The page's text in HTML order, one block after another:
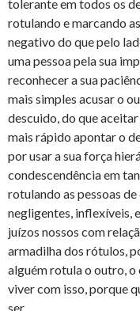
tolerante em todos os
rotulando e marcando
negativo do que pelo
uma pessoa pela sua
reconhecer a sua
mais simples acusar o
descuido, do que aceitar
mais rápido apontar o
por usar a sua força
condescendência em
rotulando as pessoas
negligentes, inflexíveis,
juízos nossos com
armadilha dos rótulos,
alguém rotula o outro, o
viver com isso, porque
ser.